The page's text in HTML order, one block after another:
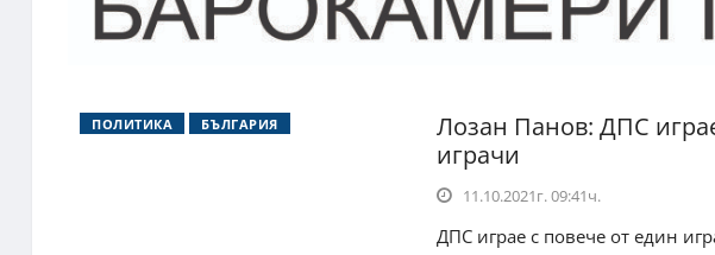
ПОЛИТИКА БЪЛГАРИЯ
Лозан Панов: ДПС
играчи
11.10.2021г. 09:41ч.
ДПС играе с повече от един